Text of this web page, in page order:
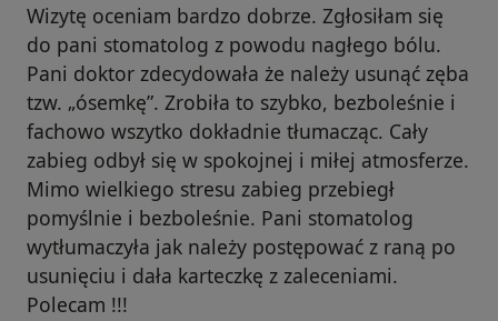
Wizytę oceniam bardzo dobrze. Zgłosiłam się
do pani stomatolog z powodu nagłego bólu.
Pani doktor zdecydowała że należy usunąć zęba
tzw. „ósemkę”. Zrobiła to szybko, bezboleśnie i
fachowo wszytko dokładnie tłumacząc. Cały
zabieg odbył się w spokojnej i miłej atmosferze.
Mimo wielkiego stresu zabieg przebiegł
pomyślnie i bezboleśnie. Pani stomatolog
wytłumaczyła jak należy postępować z raną po
usunięciu i dała karteczkę z zaleceniami.
Polecam !!!